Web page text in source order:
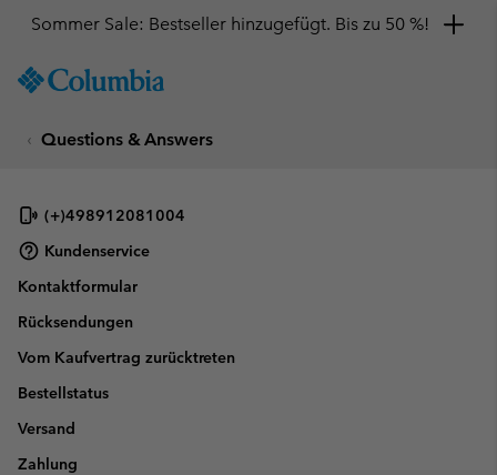
TO
SKIP
NAV
SKIP
SEARCH
Sommer Sale: Bestseller hinzugefügt. Bis zu 50 %!
Questions & Answers
(+)498912081004
Kundenservice
Kontaktformular
Rücksendungen
Vom Kaufvertrag zurücktreten
Bestellstatus
Versand
Zahlung